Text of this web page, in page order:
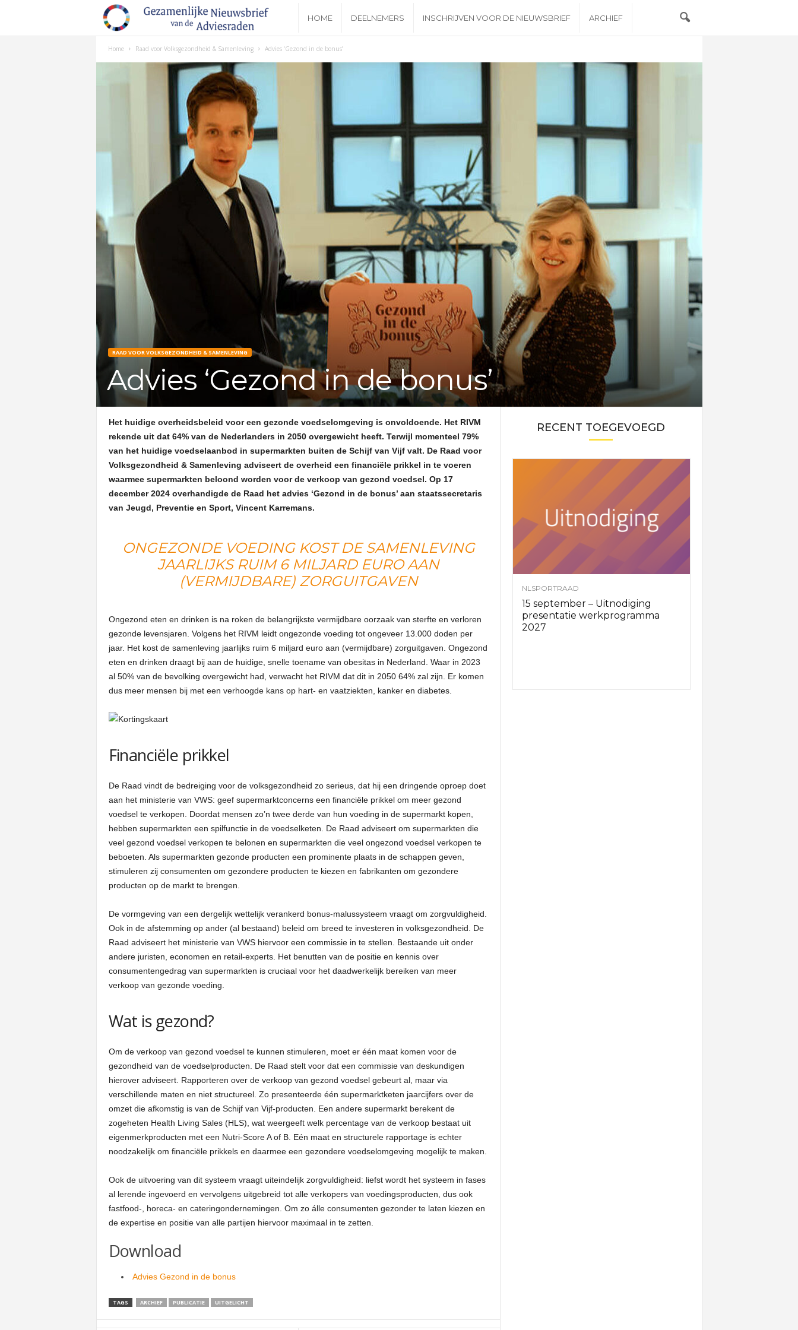
e
v
a
n
A
v
s
r
n
HOME DEELNEMERS INSCHRIJVEN VOOR DE NIEUWSBRIEF ARCHIEF
Home Raad voor Volksgezondheid & Samenleving Advies ‘Gezond in de bonus’
RAAD VOOR VOLKSGEZONDHEID & SAMENLEVING
Advies ‘Gezond in de bonus’
Het huidige overheidsbeleid voor een gezonde voedselomgeving is onvoldoende. Het RIVM
rekende uit dat 64% van de Nederlanders in 2050 overgewicht heeft. Terwijl momenteel 79%
van het huidige voedselaanbod in supermarkten buiten de Schijf van Vijf valt. De Raad voor
Volksgezondheid & Samenleving adviseert de overheid een financiële prikkel in te voeren
waarmee supermarkten beloond worden voor de verkoop van gezond voedsel. Op 17
december 2024 overhandigde de Raad het advies ‘Gezond in de bonus’ aan staatssecretaris
van Jeugd, Preventie en Sport, Vincent Karremans.
ONGEZONDE VOEDING KOST DE SAMENLEVING
JAARLIJKS RUIM 6 MILJARD EURO AAN
(VERMIJDBARE) ZORGUITGAVEN
Ongezond eten en drinken is na roken de belangrijkste vermijdbare oorzaak van sterfte en verloren
gezonde levensjaren. Volgens het RIVM leidt ongezonde voeding tot ongeveer 13.000 doden per
jaar. Het kost de samenleving jaarlijks ruim 6 miljard euro aan (vermijdbare) zorguitgaven. Ongezond
eten en drinken draagt bij aan de huidige, snelle toename van obesitas in Nederland. Waar in 2023
al 50% van de bevolking overgewicht had, verwacht het RIVM dat dit in 2050 64% zal zijn. Er komen
dus meer mensen bij met een verhoogde kans op hart- en vaatziekten, kanker en diabetes.
Financiële prikkel
De Raad vindt de bedreiging voor de volksgezondheid zo serieus, dat hij een dringende oproep doet
aan het ministerie van VWS: geef supermarktconcerns een financiële prikkel om meer gezond
voedsel te verkopen. Doordat mensen zo’n twee derde van hun voeding in de supermarkt kopen,
hebben supermarkten een spilfunctie in de voedselketen. De Raad adviseert om supermarkten die
veel gezond voedsel verkopen te belonen en supermarkten die veel ongezond voedsel verkopen te
beboeten. Als supermarkten gezonde producten een prominente plaats in de schappen geven,
stimuleren zij consumenten om gezondere producten te kiezen en fabrikanten om gezondere
producten op de markt te brengen.
De vormgeving van een dergelijk wettelijk verankerd bonus-malussysteem vraagt om zorgvuldigheid.
Ook in de afstemming op ander (al bestaand) beleid om breed te investeren in volksgezondheid. De
Raad adviseert het ministerie van VWS hiervoor een commissie in te stellen. Bestaande uit onder
andere juristen, economen en retail-experts. Het benutten van de positie en kennis over
consumentengedrag van supermarkten is cruciaal voor het daadwerkelijk bereiken van meer
verkoop van gezonde voeding.
Wat is gezond?
Om de verkoop van gezond voedsel te kunnen stimuleren, moet er één maat komen voor de
gezondheid van de voedselproducten. De Raad stelt voor dat een commissie van deskundigen
hierover adviseert. Rapporteren over de verkoop van gezond voedsel gebeurt al, maar via
verschillende maten en niet structureel. Zo presenteerde één supermarktketen jaarcijfers over de
omzet die afkomstig is van de Schijf van Vijf-producten. Een andere supermarkt berekent de
zogeheten Health Living Sales (HLS), wat weergeeft welk percentage van de verkoop bestaat uit
eigenmerkproducten met een Nutri-Score A of B. Eén maat en structurele rapportage is echter
noodzakelijk om financiële prikkels en daarmee een gezondere voedselomgeving mogelijk te maken.
Ook de uitvoering van dit systeem vraagt uiteindelijk zorgvuldigheid: liefst wordt het systeem in fases
al lerende ingevoerd en vervolgens uitgebreid tot alle verkopers van voedingsproducten, dus ook
fastfood-, horeca- en cateringondernemingen. Om zo álle consumenten gezonder te laten kiezen en
de expertise en positie van alle partijen hiervoor maximaal in te zetten.
Download
Advies Gezond in de bonus
TAGS ARCHIEF PUBLICATIE UITGELICHT
RECENT TOEGEVOEGD
NLSPORTRAAD
15 september – Uitnodiging
presentatie werkprogramma
2027